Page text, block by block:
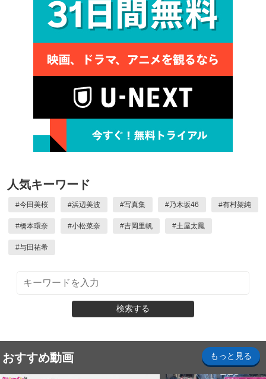
人気キーワード
#今田美桜 #浜辺美波 #写真集 #乃木坂46 #有村架純
#橋本環奈 #小松菜奈 #吉岡里帆 #土屋太鳳
#与田祐希
検索する
おすすめ動画 もっと見る